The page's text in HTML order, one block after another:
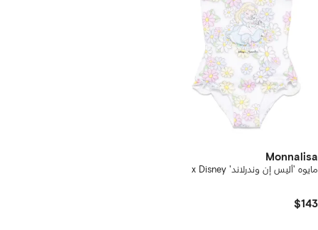
Monnalisa
مايوه 'أليس إن وندرلاند' x Disney
$143